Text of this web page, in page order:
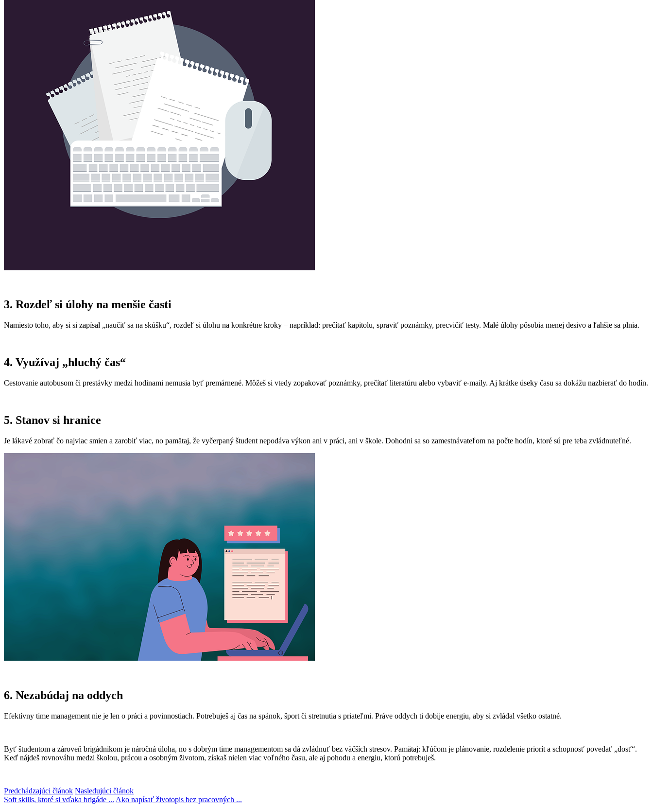
3. Rozdeľ si úlohy na menšie časti
Namiesto toho, aby si si zapísal „naučiť sa na skúšku“, rozdeľ si úlohu na konkrétne kroky – napríklad: prečítať kapitolu, spraviť poznámky, precvičiť testy. Malé úlohy pôsobia menej desivo a ľahšie sa plnia.
4. Využívaj „hluchý čas“
Cestovanie autobusom či prestávky medzi hodinami nemusia byť premárnené. Môžeš si vtedy zopakovať poznámky, prečítať literatúru alebo vybaviť e-maily. Aj krátke úseky času sa dokážu nazbierať do hodín.
5. Stanov si hranice
Je lákavé zobrať čo najviac smien a zarobiť viac, no pamätaj, že vyčerpaný študent nepodáva výkon ani v práci, ani v škole. Dohodni sa so zamestnávateľom na počte hodín, ktoré sú pre teba zvládnuteľné.
6. Nezabúdaj na oddych
Efektívny time management nie je len o práci a povinnostiach. Potrebuješ aj čas na spánok, šport či stretnutia s priateľmi. Práve oddych ti dobije energiu, aby si zvládal všetko ostatné.
Byť študentom a zároveň brigádnikom je náročná úloha, no s dobrým time managementom sa dá zvládnuť bez väčších stresov. Pamätaj: kľúčom je plánovanie, rozdelenie priorít a schopnosť povedať „dosť“.
Keď nájdeš rovnováhu medzi školou, prácou a osobným životom, získaš nielen viac voľného času, ale aj pohodu a energiu, ktorú potrebuješ.
Predchádzajúci článok Nasledujúci článok
Soft skills, ktoré si vďaka brigáde ... Ako napísať životopis bez pracovných ...